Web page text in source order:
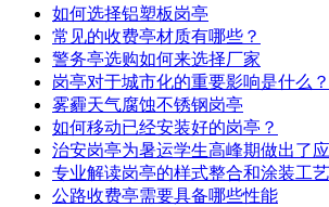
如何选择铝塑板岗亭
常见的收费亭材质有哪些？
警务亭选购如何来选择厂家
岗亭对于城市化的重要影响是什么？
雾霾天气腐蚀不锈钢岗亭
如何移动已经安装好的岗亭？
治安岗亭为暑运学生高峰期做出了
专业解读岗亭的样式整合和涂装工艺
公路收费亭需要具备哪些性能